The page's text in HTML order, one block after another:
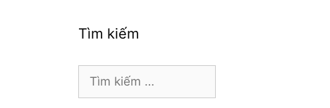
Tìm kiếm
Tìm